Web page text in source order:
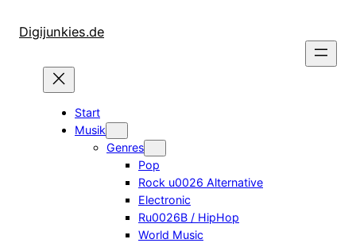
InhaltDigijunkies.de
Start
Musik
Genres
Pop
Rock u0026 Alternative
Electronic
Ru0026B / HipHop
World Music